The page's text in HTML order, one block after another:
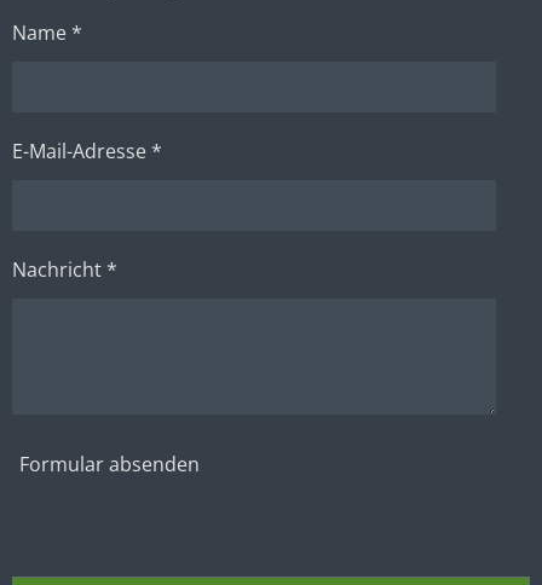
Name *
E-Mail-Adresse *
Nachricht *
Formular absenden